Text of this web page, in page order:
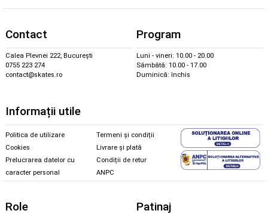
Contact
Calea Plevnei 222, București
0755 223 274
contact@skates.ro
Program
Luni - vineri: 10.00 - 20.00
Sâmbătă: 10.00 - 17.00
Duminică: închis
Informații utile
Politica de utilizare
Cookies
Prelucrarea datelor cu
caracter personal
Termeni și condiții
Livrare și plată
Condiții de retur
ANPC
Role Patinaj